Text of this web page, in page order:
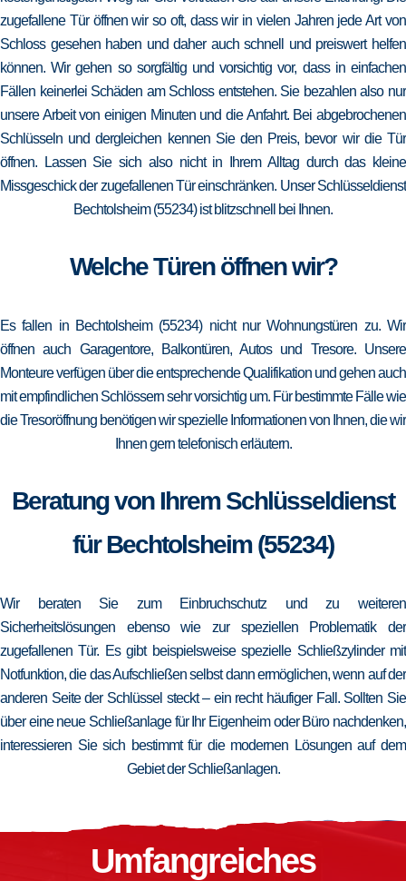
zugefallene Tür öffnen wir so oft, dass wir in vielen Jahren jede Art von
Schloss gesehen haben und daher auch schnell und preiswert helfen
können. Wir gehen so sorgfältig und vorsichtig vor, dass in einfachen
Fällen keinerlei Schäden am Schloss entstehen. Sie bezahlen also nur
unsere Arbeit von einigen Minuten und die Anfahrt. Bei abgebrochenen
Schlüsseln und dergleichen kennen Sie den Preis, bevor wir die Tür
öffnen. Lassen Sie sich also nicht in Ihrem Alltag durch das kleine
Missgeschick der zugefallenen Tür einschränken. Unser Schlüsseldienst
Bechtolsheim (55234) ist blitzschnell bei Ihnen.
Welche Türen öffnen wir?
Es fallen in Bechtolsheim (55234) nicht nur Wohnungstüren zu. Wir
öffnen auch Garagentore, Balkontüren, Autos und Tresore. Unsere
Monteure verfügen über die entsprechende Qualifikation und gehen auch
mit empfindlichen Schlössern sehr vorsichtig um. Für bestimmte Fälle wie
die Tresoröffnung benötigen wir spezielle Informationen von Ihnen, die wir
Ihnen gern telefonisch erläutern.
Beratung von Ihrem Schlüsseldienst
für Bechtolsheim (55234)
Wir beraten Sie zum Einbruchschutz und zu weiteren
Sicherheitslösungen ebenso wie zur speziellen Problematik der
zugefallenen Tür. Es gibt beispielsweise spezielle Schließzylinder mit
Notfunktion, die das Aufschließen selbst dann ermöglichen, wenn auf der
anderen Seite der Schlüssel steckt – ein recht häufiger Fall. Sollten Sie
über eine neue Schließanlage für Ihr Eigenheim oder Büro nachdenken,
interessieren Sie sich bestimmt für die modernen Lösungen auf dem
Gebiet der Schließanlagen.
Umfangreiches